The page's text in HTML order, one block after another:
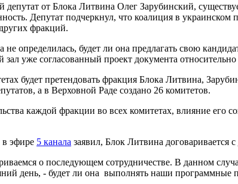
от Блока Литвина Олег Зарубинский,
Депутат подчеркнул, что коалиция в
фракций.
определилась, будет ли она предлагать свою
уже согласованный проект документа
будет претендовать фракция Блока Литвина,
а в Верховной Раде создано 26 комитетов.
каждой фракции во всех комитетах, влияние его
эфире 5 канала заявил, Блок Литвина договаривается
о последующем сотрудничестве. В данном
день, - будет ли она выполнять наши программные